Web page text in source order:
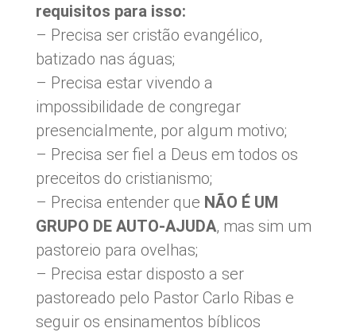
requisitos para isso:
– Precisa ser cristão evangélico,
batizado nas águas;
– Precisa estar vivendo a
impossibilidade de congregar
presencialmente, por algum motivo;
– Precisa ser fiel a Deus em todos os
preceitos do cristianismo;
– Precisa entender que NÃO É UM
GRUPO DE AUTO-AJUDA, mas sim um
pastoreio para ovelhas;
– Precisa estar disposto a ser
pastoreado pelo Pastor Carlo Ribas e
seguir os ensinamentos bíblicos